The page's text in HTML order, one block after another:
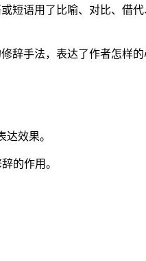
短语用了比喻、对比、借
辞手法，表达了作者怎样的
效果。
的作用。